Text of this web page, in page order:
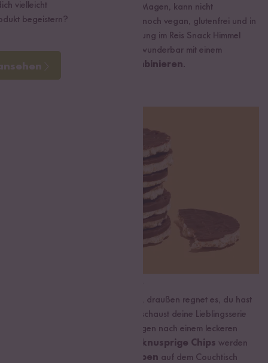
Reis Snack liegt nicht schwer im Magen, kann nicht
verschmieren und ist dazu auch noch vegan, glutenfrei und in
Bio-Qualität. Für mehr Abwechslung im Reis Snack Himmel
kannst du die Reiswaffeln auch wunderbar mit einem
Aufstrich deiner Wahl kombinieren.
Es ist Sonntagabend im Februar, draußen regnet es, du hast
dich auf dein Sofa verkrochen, schaust deine Lieblingsserie
und da ist es: Das große Verlangen nach einem leckeren
knusprige Chips werden
schokoladiger Happen auf dem Couchtisch
vielleicht
begeistern?